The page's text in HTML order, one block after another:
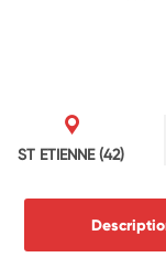
ST ETIENNE(42)